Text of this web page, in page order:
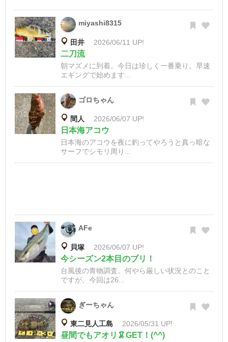
miyashi8315
田井 2026/06/11 UP!
二刀流
朝マズメに到着。今日は珍しく一番乗り。早速
エギングで始めます...
ゴロちゃん
間人 2026/06/07 UP!
日本海アコウ
日本海のアコウを夜に釣ってやろうと真っ暗な
サーフでシモリ周り...
AFe
貝塚 2026/06/07 UP!
今シーズン2本目のブリ！
台風後の青物調査。何やら厳しい状況とのこと
ですが、今回は26...
ぎーちゃん
東二見人工島 2026/05/31 UP!
昼間でもアオリ🦑GET！(^^)